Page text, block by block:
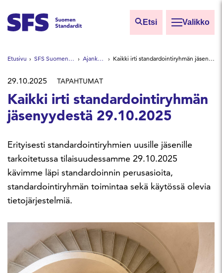
Etsi Valikko
Etsi sivuilta
Hae hakutermillä
Etusivu SFS Suomen Standardit Ajankohtaista Kaikki irti standardointiryhmän jäsenyydestä 29.10.2025
29.10.2025 TAPAHTUMAT
Kaikki irti standardointiryhmän
jäsenyydestä 29.10.2025
Erityisesti standardointiryhmien uusille jäsenille
tarkoitetussa tilaisuudessamme 29.10.2025
kävimme läpi standardoinnin perusasioita,
standardointiryhmän toimintaa sekä käytössä olevia
tietojärjestelmiä.